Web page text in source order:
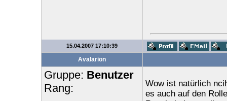
15.04.2007 17:10:39
Avalarion
Gruppe: Benutzer
Rang:
Wow ist natürlich
es auch auf den